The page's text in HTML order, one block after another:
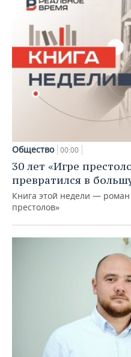
Общество 00:00
30 лет «Игре
превратился в
Книга этой недели —
престолов»